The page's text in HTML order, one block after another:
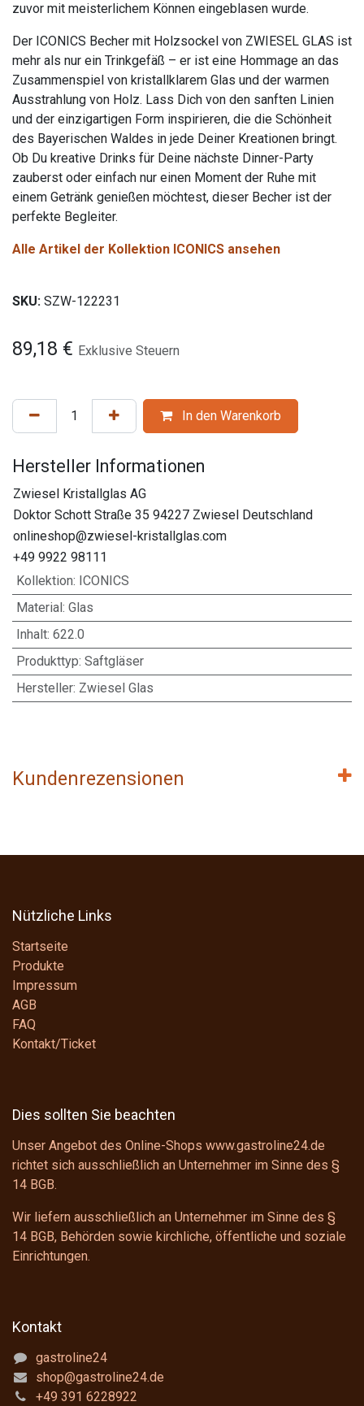
zuvor mit meisterlichem Können eingeblasen wurde.
Der ICONICS Becher mit Holzsockel von ZWIESEL GLAS ist
mehr als nur ein Trinkgefäß – er ist eine Hommage an das
Zusammenspiel von kristallklarem Glas und der warmen
Ausstrahlung von Holz. Lass Dich von den sanften Linien
und der einzigartigen Form inspirieren, die die Schönheit
des Bayerischen Waldes in jede Deiner Kreationen bringt.
Ob Du kreative Drinks für Deine nächste Dinner-Party
zauberst oder einfach nur einen Moment der Ruhe mit
einem Getränk genießen möchtest, dieser Becher ist der
perfekte Begleiter.
Alle Artikel der Kollektion ICONICS ansehen
SKU: SZW-122231
89,18 € Exklusive Steuern
In den Warenkorb
Hersteller Informationen
Zwiesel Kristallglas AG
Doktor Schott Straße 35 94227 Zwiesel Deutschland
onlineshop@zwiesel-kristallglas.com
+49 9922 98111
Kollektion: ICONICS
Material : Glas
Inhalt: 622.0
Produkttyp: Saftgläser
Hersteller: Zwiesel Glas
Kundenrezensionen
Nützliche Links
Startseite
Produkte
Impressum
AGB
FAQ
Kontakt/Ticket
Dies sollten Sie beachten
Unser Angebot des Online-Shops www.gastroline24.de
richtet sich ausschließlich an Unternehmer im Sinne des §
14 BGB.
Wir liefern ausschließlich an Unternehmer im Sinne des §
14 BGB, Behörden sowie kirchliche, öffentliche und soziale
Einrichtungen.
Kontakt
gastroline24
shop@gastroline24.de
+49 391 6228922